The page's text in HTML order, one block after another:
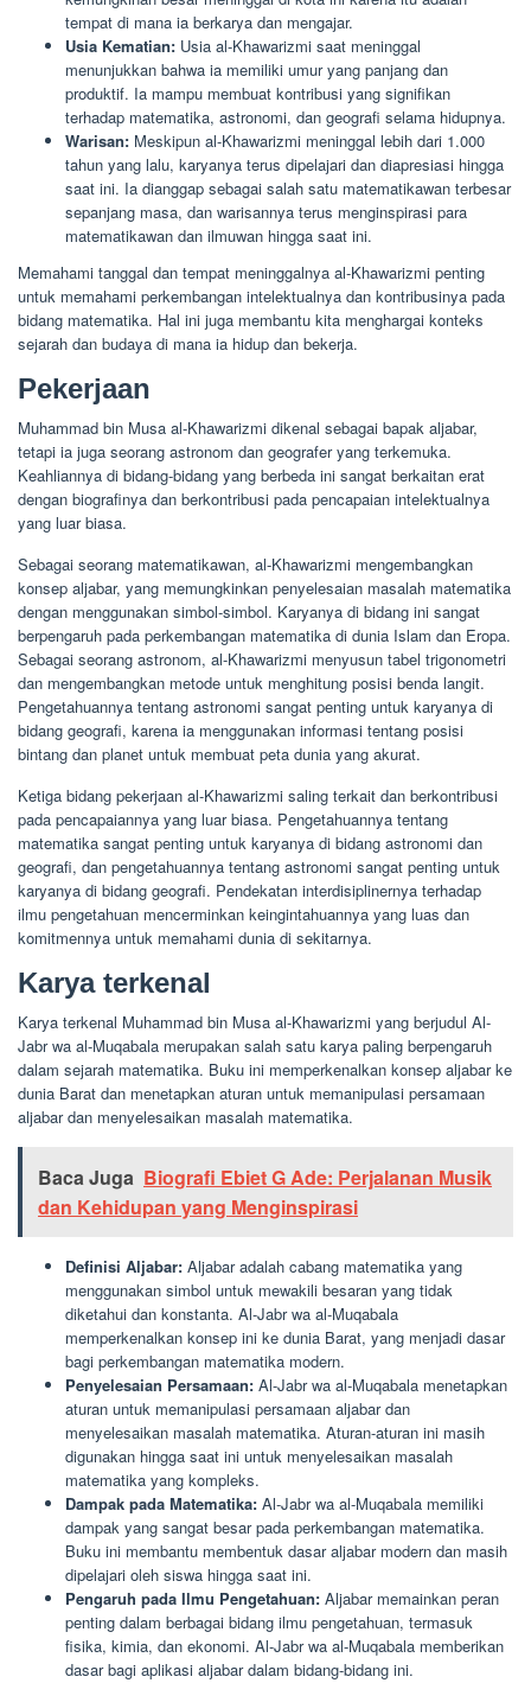
tempat di mana ia berkarya dan mengajar.
Usia Kematian: Usia al-Khawarizmi saat meninggal
menunjukkan bahwa ia memiliki umur yang panjang dan
produktif. Ia mampu membuat kontribusi yang signifikan
terhadap matematika, astronomi, dan geografi selama hidupnya.
Warisan: Meskipun al-Khawarizmi meninggal lebih dari 1.000
tahun yang lalu, karyanya terus dipelajari dan diapresiasi hingga
saat ini. Ia dianggap sebagai salah satu matematikawan terbesar
sepanjang masa, dan warisannya terus menginspirasi para
matematikawan dan ilmuwan hingga saat ini.
Memahami tanggal dan tempat meninggalnya al-Khawarizmi penting
untuk memahami perkembangan intelektualnya dan kontribusinya pada
bidang matematika. Hal ini juga membantu kita menghargai konteks
sejarah dan budaya di mana ia hidup dan bekerja.
Pekerjaan
Muhammad bin Musa al-Khawarizmi dikenal sebagai bapak aljabar,
tetapi ia juga seorang astronom dan geografer yang terkemuka.
Keahliannya di bidang-bidang yang berbeda ini sangat berkaitan erat
dengan biografinya dan berkontribusi pada pencapaian intelektualnya
yang luar biasa.
Sebagai seorang matematikawan, al-Khawarizmi mengembangkan
konsep aljabar, yang memungkinkan penyelesaian masalah matematika
dengan menggunakan simbol-simbol. Karyanya di bidang ini sangat
berpengaruh pada perkembangan matematika di dunia Islam dan Eropa.
Sebagai seorang astronom, al-Khawarizmi menyusun tabel trigonometri
dan mengembangkan metode untuk menghitung posisi benda langit.
Pengetahuannya tentang astronomi sangat penting untuk karyanya di
bidang geografi, karena ia menggunakan informasi tentang posisi
bintang dan planet untuk membuat peta dunia yang akurat.
Ketiga bidang pekerjaan al-Khawarizmi saling terkait dan berkontribusi
pada pencapaiannya yang luar biasa. Pengetahuannya tentang
matematika sangat penting untuk karyanya di bidang astronomi dan
geografi, dan pengetahuannya tentang astronomi sangat penting untuk
karyanya di bidang geografi. Pendekatan interdisiplinernya terhadap
ilmu pengetahuan mencerminkan keingintahuannya yang luas dan
komitmennya untuk memahami dunia di sekitarnya.
Karya terkenal
Karya terkenal Muhammad bin Musa al-Khawarizmi yang berjudul Al-
Jabr wa al-Muqabala merupakan salah satu karya paling berpengaruh
dalam sejarah matematika. Buku ini memperkenalkan konsep aljabar ke
dunia Barat dan menetapkan aturan untuk memanipulasi persamaan
aljabar dan menyelesaikan masalah matematika.
Baca Juga Biografi Ebiet G Ade: Perjalanan Musik
dan Kehidupan yang Menginspirasi
Definisi Aljabar: Aljabar adalah cabang matematika yang
menggunakan simbol untuk mewakili besaran yang tidak
diketahui dan konstanta. Al-Jabr wa al-Muqabala
memperkenalkan konsep ini ke dunia Barat, yang menjadi dasar
bagi perkembangan matematika modern.
Penyelesaian Persamaan: Al-Jabr wa al-Muqabala menetapkan
aturan untuk memanipulasi persamaan aljabar dan
menyelesaikan masalah matematika. Aturan-aturan ini masih
digunakan hingga saat ini untuk menyelesaikan masalah
matematika yang kompleks.
Dampak pada Matematika: Al-Jabr wa al-Muqabala memiliki
dampak yang sangat besar pada perkembangan matematika.
Buku ini membantu membentuk dasar aljabar modern dan masih
dipelajari oleh siswa hingga saat ini.
Pengaruh pada Ilmu Pengetahuan: Aljabar memainkan peran
penting dalam berbagai bidang ilmu pengetahuan, termasuk
fisika, kimia, dan ekonomi. Al-Jabr wa al-Muqabala memberikan
dasar bagi aplikasi aljabar dalam bidang-bidang ini.